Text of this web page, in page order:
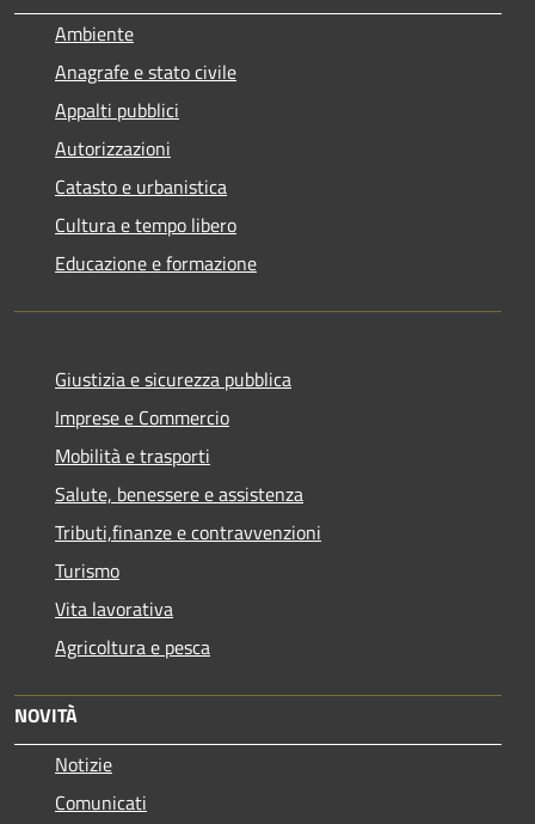
Ambiente
Anagrafe e stato civile
Appalti pubblici
Autorizzazioni
Catasto e urbanistica
Cultura e tempo libero
Educazione e formazione
Giustizia e sicurezza pubblica
Imprese e Commercio
Mobilità e trasporti
Salute, benessere e assistenza
Tributi,finanze e contravvenzioni
Turismo
Vita lavorativa
Agricoltura e pesca
NOVITÀ
Notizie
Comunicati